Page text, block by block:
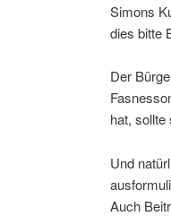
Simons
dies bitte
Der
hat, sollte
Und
Auch